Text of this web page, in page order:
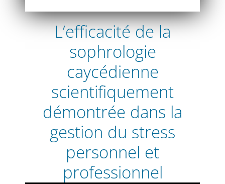
L’efficacité de la
sophrologie
caycédienne
scientifiquement
démontrée dans la
gestion du stress
personnel et
professionnel